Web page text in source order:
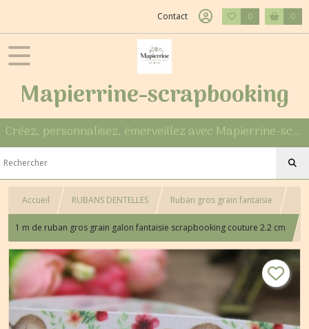
Contact 0 0
Mapierrine-scrapbooking
Créez, personnalisez, émerveillez avec Mapierrine-scrapbooking
Accueil RUBANS DENTELLES Ruban gros grain fantaisie
1 m de ruban gros grain galon fantaisie scrapbooking couture 2.2 cm
PARESSEUX